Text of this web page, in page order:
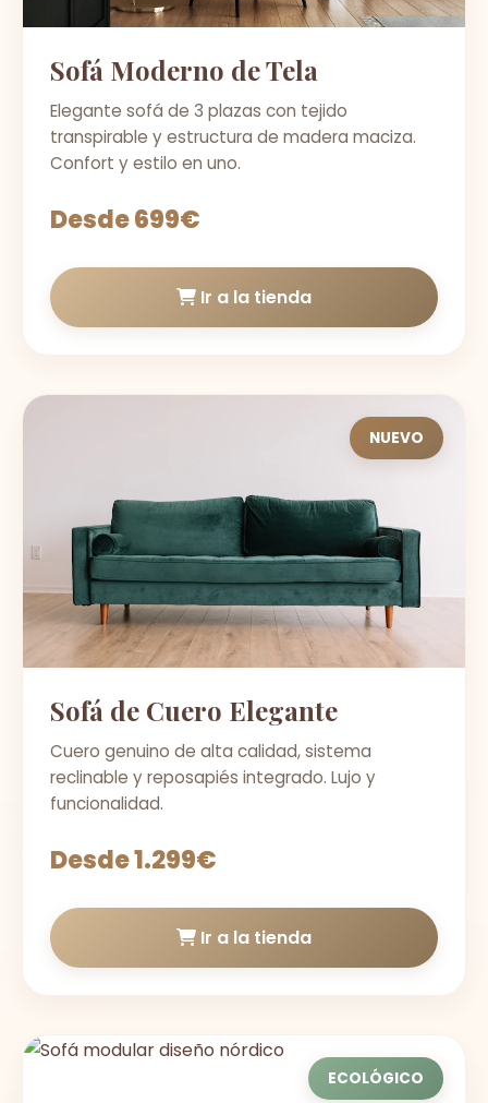
Sofá Moderno de Tela
Elegante sofá de 3 plazas con tejido
transpirable y estructura de madera maciza.
Confort y estilo en uno.
Desde 699€
Ir a la tienda
NUEVO
Sofá de Cuero Elegante
Cuero genuino de alta calidad, sistema
reclinable y reposapiés integrado. Lujo y
funcionalidad.
Desde 1.299€
Ir a la tienda
ECOLÓGICO